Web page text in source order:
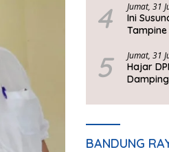
4 Jumat, 31
Ini
5 Jumat, 31
Hajar
BANDUNG